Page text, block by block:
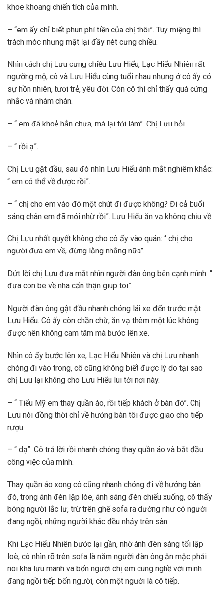
khoe khoang chiến tích của mình.
– “em ấy chỉ biết phun phí tiền của chị thôi”. Tuy miệng thì
trách móc nhưng mặt lại đầy nét cưng chiều.
Nhìn cách chị Lưu cưng chiều Lưu Hiểu, Lạc Hiểu Nhiên rất
ngưỡng mộ, cô và Lưu Hiểu cùng tuổi nhau nhưng ở cô ấy có
sự hồn nhiên, tươi trẻ, yêu đời. Còn cô thì chỉ thấy quá cứng
nhắc và nhàm chán.
– “ em đã khoẻ hẳn chưa, mà lại tới làm”. Chị Lưu hỏi.
– “ rồi ạ”.
Chị Lưu gật đầu, sau đó nhìn Lưu Hiểu ánh mắt nghiêm khắc:
“ em có thể về được rồi”.
– “ chị cho em vào đó một chút đi được không? Đi cả buổi
sáng chân em đã mỏi nhừ rồi”. Lưu Hiểu ăn vạ không chịu về.
Chị Lưu nhất quyết không cho cô ấy vào quán: “ chị cho
người đưa em về, đừng lằng nhằng nữa”.
Dứt lời chị Lưu đưa mắt nhìn người đàn ông bên cạnh mình: “
đưa con bé về nhà cẩn thận giúp tôi”.
Người đàn ông gật đầu nhanh chóng lái xe đến trước mặt
Lưu Hiểu. Cô ấy còn chần chừ, ăn vạ thêm một lúc không
được nên không cam tâm mà bước lên xe.
Nhìn cô ấy bước lên xe, Lạc Hiểu Nhiên và chị Lưu nhanh
chóng đi vào trong, cô cũng không biết được lý do tại sao
chị Lưu lại không cho Lưu Hiểu lui tới nơi này.
– “ Tiểu Mỹ em thay quần áo, rồi tiếp khách ở bàn đó”. Chị
Lưu nói đồng thời chỉ về hướng bàn tôi được giao cho tiếp
rượu.
– “ dạ”. Cô trả lời rồi nhanh chóng thay quần áo và bắt đầu
công việc của mình.
Thay quần áo xong cô cũng nhanh chóng đi về hướng bàn
đó, trong ánh đèn lập lòe, ánh sáng đèn chiếu xuống, cô thấy
bóng người lắc lư, trừ trên ghế sofa ra dường như có người
đang ngồi, những người khác đều nhảy trên sàn.
Khi Lạc Hiểu Nhiên bước lại gần, nhờ ánh đèn sáng tối lập
loè, cô nhìn rõ trên sofa là năm người đàn ông ăn mặc phải
nói khá lưu manh và bốn người chị em cùng nghề với mình
đang ngồi tiếp bốn người, còn một người là cô tiếp.